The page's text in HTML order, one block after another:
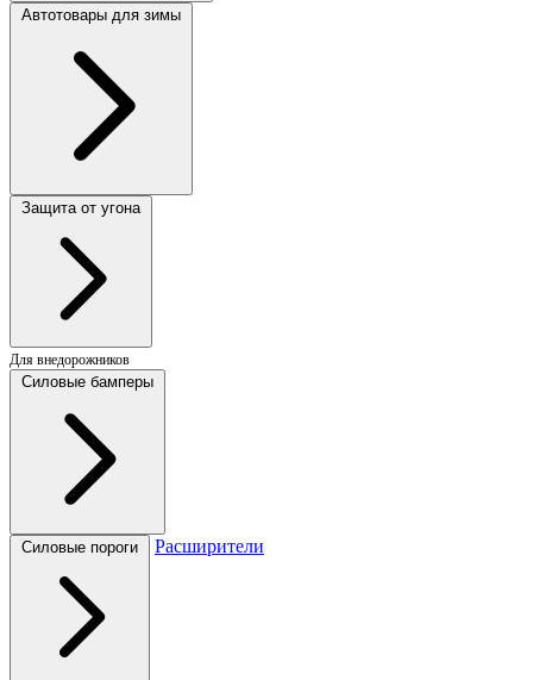
Автотовары для зимы
Защита от угона
Для внедорожников
Силовые бамперы
Силовые пороги Расширители